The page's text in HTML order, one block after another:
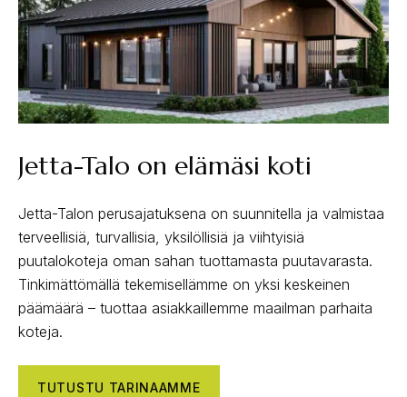
Jetta-Talo on elämäsi koti
Jetta-Talon perusajatuksena on suunnitella ja valmistaa
terveellisiä, turvallisia, yksilöllisiä ja viihtyisiä
puutalokoteja oman sahan tuottamasta puutavarasta.
Tinkimättömällä tekemisellämme on yksi keskeinen
päämäärä – tuottaa asiakkaillemme maailman parhaita
koteja.
TUTUSTU TARINAAMME